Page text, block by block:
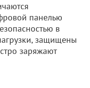
панелью
в
защищены
заряжают